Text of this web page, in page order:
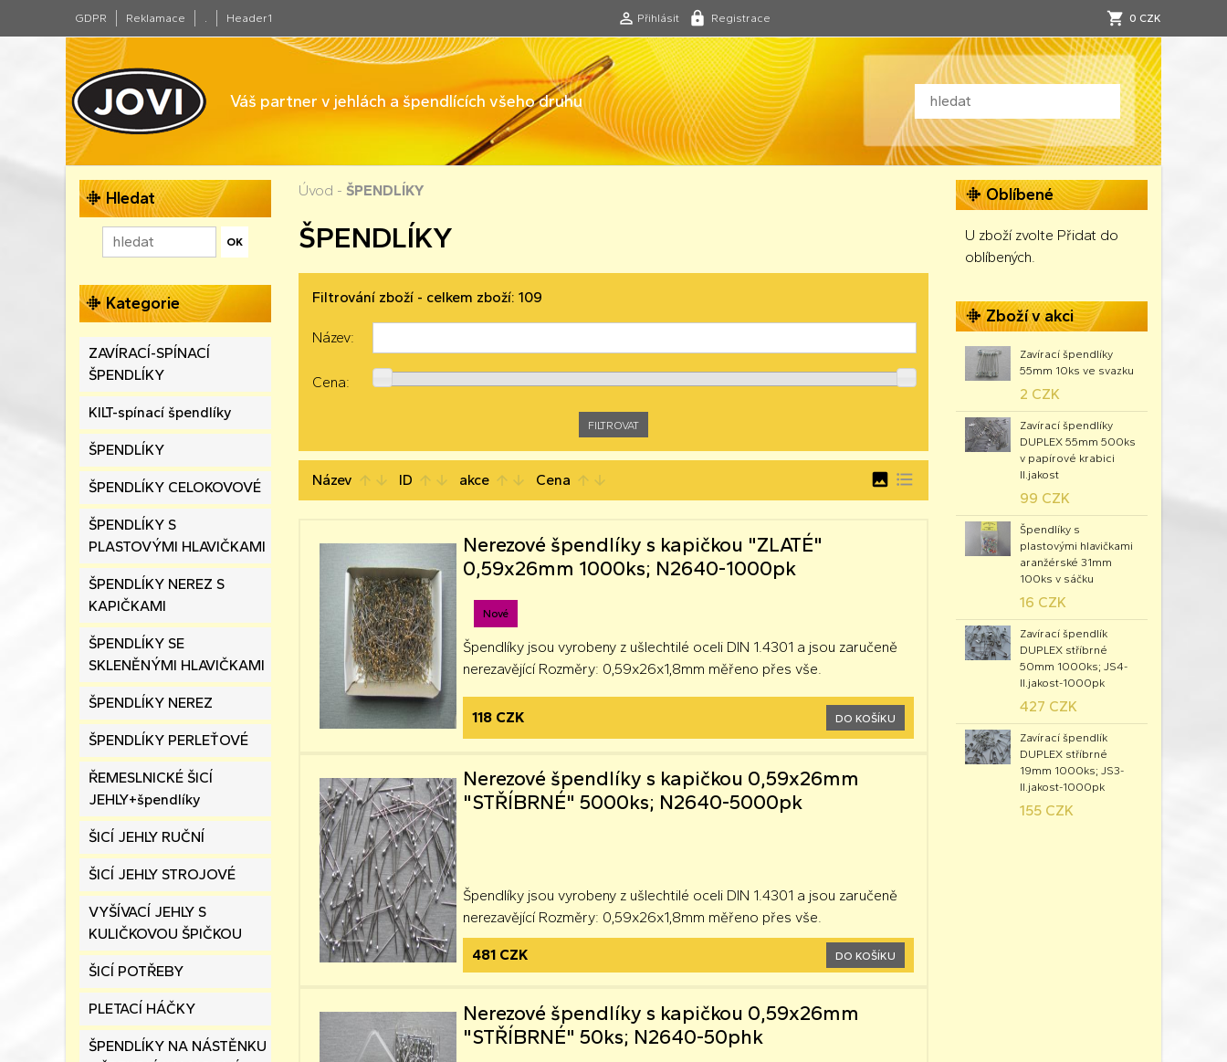
GDPR Reklamace . Header1 Přihlásit Registrace 0 CZK
Váš partner v jehlách a špendlících všeho druhu
Hledat
Kategorie
ZAVÍRACÍ-SPÍNACÍ
ŠPENDLÍKY
KILT-spínací špendlíky
ŠPENDLÍKY
ŠPENDLÍKY CELOKOVOVÉ
ŠPENDLÍKY S
PLASTOVÝMI HLAVIČKAMI
ŠPENDLÍKY NEREZ S
KAPIČKAMI
ŠPENDLÍKY SE
SKLENĚNÝMI HLAVIČKAMI
ŠPENDLÍKY NEREZ
ŠPENDLÍKY PERLEŤOVÉ
ŘEMESLNICKÉ ŠICÍ
JEHLY+špendlíky
ŠICÍ JEHLY RUČNÍ
ŠICÍ JEHLY STROJOVÉ
VYŠÍVACÍ JEHLY S
KULIČKOVOU ŠPIČKOU
ŠICÍ POTŘEBY
PLETACÍ HÁČKY
ŠPENDLÍKY NA NÁSTĚNKU
Úvod - ŠPENDLÍKY
ŠPENDLÍKY
Filtrování zboží - celkem zboží: 109
Název:
Cena:
Název arrow_upward arrow_downward ID arrow_upward arrow_downward akce arrow_upward arrow_downward Cena arrow_upward arrow_downward image format_list_bulleted
Nové
Nerezové špendlíky s kapičkou "ZLATÉ"
0,59x26mm 1000ks; N2640-1000pk
Špendlíky jsou vyrobeny z ušlechtilé oceli DIN 1.4301 a jsou zaručeně
nerezavějící Rozměry: 0,59x26x1,8mm měřeno přes vše.
118 CZK DO KOŠÍKU
Nerezové špendlíky s kapičkou 0,59x26mm
"STŘÍBRNÉ" 5000ks; N2640-5000pk
Špendlíky jsou vyrobeny z ušlechtilé oceli DIN 1.4301 a jsou zaručeně
nerezavějící Rozměry: 0,59x26x1,8mm měřeno přes vše.
481 CZK DO KOŠÍKU
Nerezové špendlíky s kapičkou 0,59x26mm
"STŘÍBRNÉ" 50ks; N2640-50phk
Oblíbené
U zboží zvolte Přidat do
oblíbených.
Zboží v akci
Zavírací špendlíky
55mm 10ks ve svazku
2 CZK
Zavírací špendlíky
DUPLEX 55mm 500ks
v papírové krabici
II.jakost
99 CZK
Špendlíky s
plastovými hlavičkami
aranžérské 31mm
100ks v sáčku
16 CZK
Zavírací špendlík
DUPLEX stříbrné
50mm 1000ks; JS4-
II.jakost-1000pk
427 CZK
Zavírací špendlík
DUPLEX stříbrné
19mm 1000ks; JS3-
II.jakost-1000pk
155 CZK